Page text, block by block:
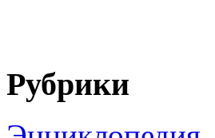
Рубрики